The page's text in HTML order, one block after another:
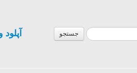
جستجو آپلود